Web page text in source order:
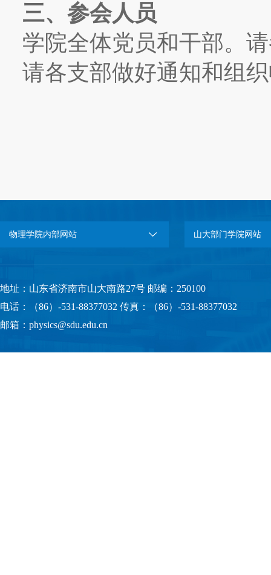
三、参会人员
学院全体党员和干部。
请各支部做好通知和组
物理学院内部网站 山大部门学院网站
地址：山东省济南市山大南路27号 邮编：250100
电话：（86）-531-88377032 传真：（86）-531-88377032
邮箱：physics@sdu.edu.cn